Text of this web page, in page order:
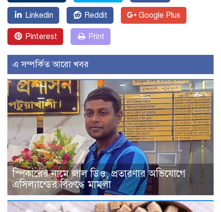
Linkedin Reddit Google Plus
Pinterest Print
এ সম্পর্কিত আরো খবর
স্পিকারের নামে জাল ডিও, প্রতারণার অভিযোগে
এসিল্যান্ডের বিরুদ্ধে মামলা